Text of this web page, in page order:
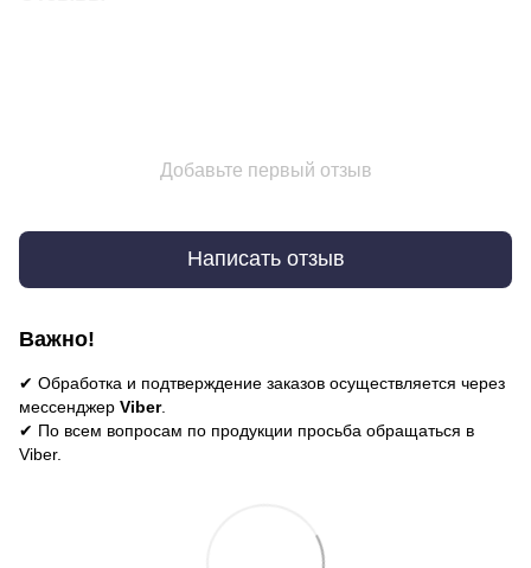
Добавьте первый отзыв
Написать отзыв
Важно!
✔ Обработка и подтверждение заказов осуществляется через
мессенджер Viber.
✔ По всем вопросам по продукции просьба обращаться в
Viber.